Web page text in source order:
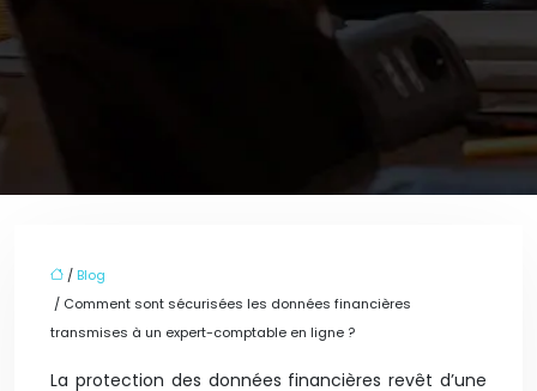
/ Blog
/ Comment sont sécurisées les données financières
transmises à un expert-comptable en ligne ?
La protection des données financières revêt d’une